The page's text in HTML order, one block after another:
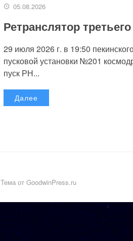
05.08.2026
Ретранслятор
29 июля 2026 г. в 19:50
пусковой установки №201
пуск РН...
Далее
Тема от GoodwinPress.ru